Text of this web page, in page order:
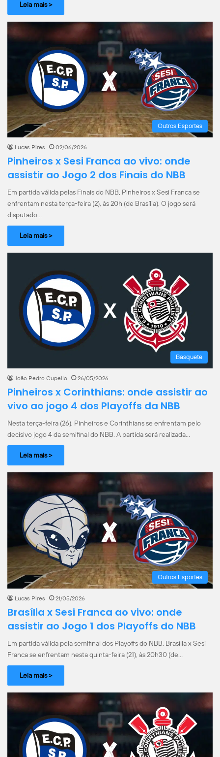
Leia mais >
Outros Esportes
Lucas Pires 02/06/2026
Pinheiros x Sesi Franca ao vivo: onde
assistir ao Jogo 2 dos Finais do NBB
Em partida válida pelas Finais do NBB, Pinheiros x Sesi Franca se
enfrentam nesta terça-feira (2), às 20h (de Brasília). O jogo será
disputado…
Leia mais >
Basquete
João Pedro Cupello 26/05/2026
Pinheiros x Corinthians: onde assistir ao
vivo ao jogo 4 dos Playoffs da NBB
Nesta terça-feira (26), Pinheiros e Corinthians se enfrentam pelo
decisivo jogo 4 da semifinal do NBB. A partida será realizada…
Leia mais >
Outros Esportes
Lucas Pires 21/05/2026
Brasília x Sesi Franca ao vivo: onde
assistir ao Jogo 1 dos Playoffs do NBB
Em partida válida pela semifinal dos Playoffs do NBB, Brasília x Sesi
Franca se enfrentam nesta quinta-feira (21), às 20h30 (de…
Leia mais >